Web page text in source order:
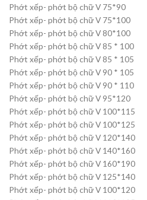
Phớt xếp- phớt bộ chữ V 75*90
Phớt xếp- phớt bộ chữ V 75*100
Phớt xếp- phớt bộ chữ V 80*100
Phớt xếp- phớt bộ chữ V 85 * 100
Phớt xếp- phớt bộ chữ V 85 * 105
Phớt xếp- phớt bộ chữ V 90 * 105
Phớt xếp- phớt bộ chữ V 90 * 110
Phớt xếp- phớt bộ chữ V 95*120
Phớt xếp- phớt bộ chữ V 100*115
Phớt xếp- phớt bộ chữ V 100*125
Phớt xếp- phớt bộ chữ V 120*140
Phớt xếp- phớt bộ chữ V 140*160
Phớt xếp- phớt bộ chữ V 160*190
Phớt xếp- phớt bộ chữ V 125*140
Phớt xếp- phớt bộ chữ V 100*120